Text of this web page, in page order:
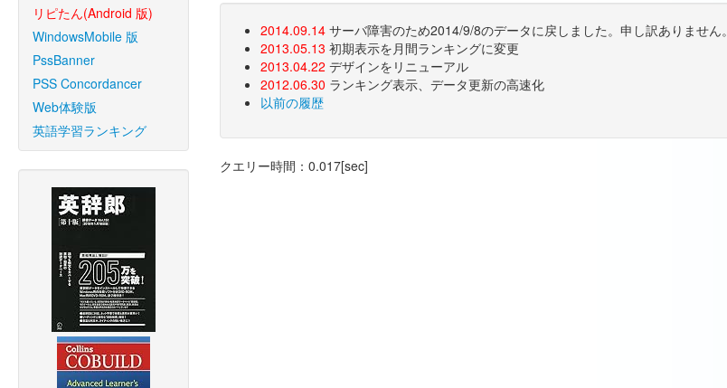
リピたん(Android 版)
WindowsMobile 版
PssBanner
PSS Concordancer
Web体験版
英語学習ランキング
2014.09.14サーバ障害のため2014/9/8のデータに戻しました。申し訳ありません。
2013.05.13 初期表示を月間ランキングに変更
2013.04.22 デザインをリニューアル
2012.06.30 ランキング表示、データ更新の高速化
以前の履歴
クエリー時間：0.017[sec]